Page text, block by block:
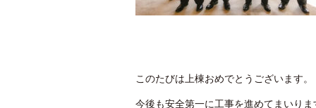
このたびは上棟おめでとうございます。
今後も安全第一に工事を進めてまいりま